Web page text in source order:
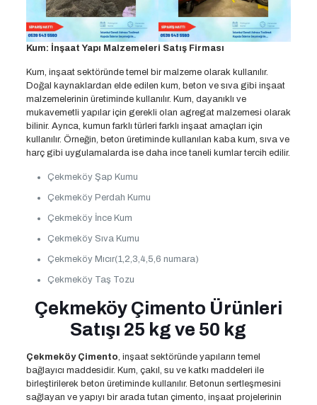
Kum: İnşaat Yapı Malzemeleri Satış Firması
Kum, inşaat sektöründe temel bir malzeme olarak kullanılır.
Doğal kaynaklardan elde edilen kum, beton ve sıva gibi inşaat
malzemelerinin üretiminde kullanılır. Kum, dayanıklı ve
mukavemetli yapılar için gerekli olan agregat malzemesi olarak
bilinir. Ayrıca, kumun farklı türleri farklı inşaat amaçları için
kullanılır. Örneğin, beton üretiminde kullanılan kaba kum, sıva ve
harç gibi uygulamalarda ise daha ince taneli kumlar tercih edilir.
Çekmeköy Şap Kumu
Çekmeköy Perdah Kumu
Çekmeköy İnce Kum
Çekmeköy Sıva Kumu
Çekmeköy Mıcır(1,2,3,4,5,6 numara)
Çekmeköy Taş Tozu
Çekmeköy Çimento Ürünleri
Satışı 25 kg ve 50 kg
Çekmeköy Çimento, inşaat sektöründe yapıların temel
bağlayıcı maddesidir. Kum, çakıl, su ve katkı maddeleri ile
birleştirilerek beton üretiminde kullanılır. Betonun sertleşmesini
sağlayan ve yapıyı bir arada tutan çimento, inşaat projelerinin